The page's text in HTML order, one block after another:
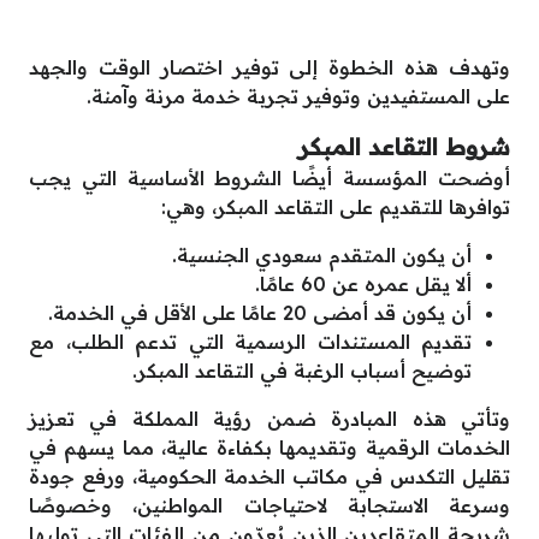
وتهدف هذه الخطوة إلى توفير اختصار الوقت والجهد
على المستفيدين وتوفير تجربة خدمة مرنة وآمنة.
شروط التقاعد المبكر
أوضحت المؤسسة أيضًا الشروط الأساسية التي يجب
توافرها للتقديم على التقاعد المبكر، وهي:
أن يكون المتقدم سعودي الجنسية.
ألا يقل عمره عن 60 عامًا.
أن يكون قد أمضى 20 عامًا على الأقل في الخدمة.
تقديم المستندات الرسمية التي تدعم الطلب، مع
توضيح أسباب الرغبة في التقاعد المبكر.
وتأتي هذه المبادرة ضمن رؤية المملكة في تعزيز
الخدمات الرقمية وتقديمها بكفاءة عالية، مما يسهم في
تقليل التكدس في مكاتب الخدمة الحكومية، ورفع جودة
وسرعة الاستجابة لاحتياجات المواطنين، وخصوصًا